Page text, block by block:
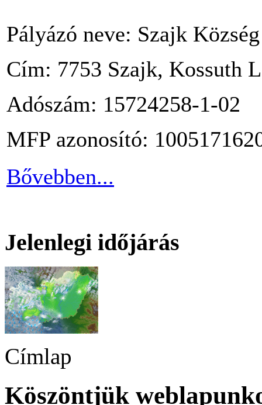
Pályázó neve: Szajk
Cím: 7753 Szajk, Kossuth
Adószám: 15724258-1-02
MFP azonosító:
Bővebben...
Jelenlegi időjárás
Címlap
Köszöntjük